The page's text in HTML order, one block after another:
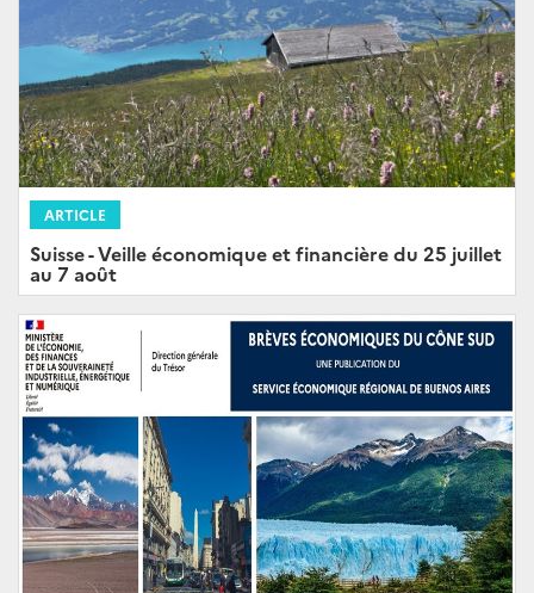
ARTICLE
Suisse - Veille économique et financière du 25 juillet
au 7 août